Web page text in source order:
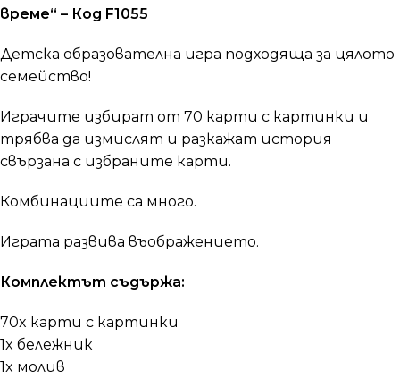
време“ – Код F1055
Детска образователна игра подходяща за цялото
семейство!
Играчите избират от 70 карти с картинки и
трябва да измислят и разкажат история
свързана с избраните карти.
Комбинациите са много.
Играта развива въображението.
Комплектът съдържа:
70x карти с картинки
1x бележник
1x молив